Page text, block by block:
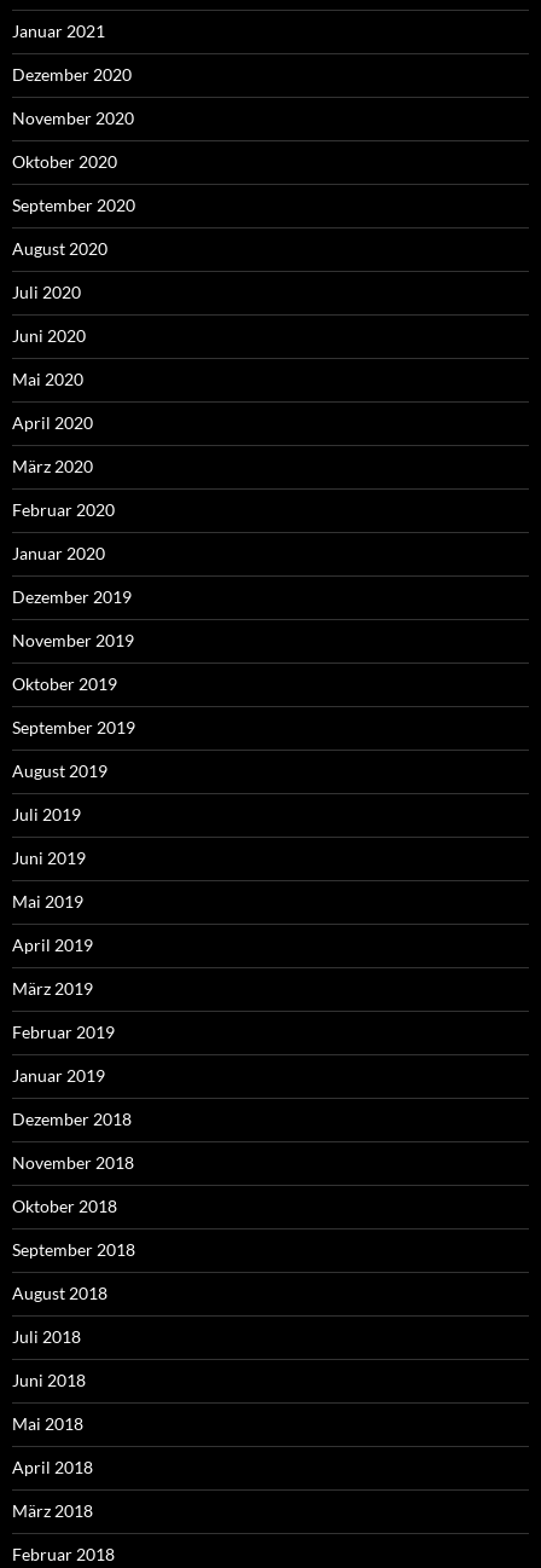
Januar 2021
Dezember 2020
November 2020
Oktober 2020
September 2020
August 2020
Juli 2020
Juni 2020
Mai 2020
April 2020
März 2020
Februar 2020
Januar 2020
Dezember 2019
November 2019
Oktober 2019
September 2019
August 2019
Juli 2019
Juni 2019
Mai 2019
April 2019
März 2019
Februar 2019
Januar 2019
Dezember 2018
November 2018
Oktober 2018
September 2018
August 2018
Juli 2018
Juni 2018
Mai 2018
April 2018
März 2018
Februar 2018